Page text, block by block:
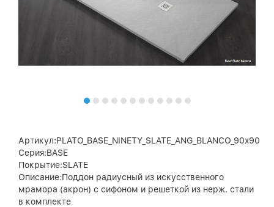
Артикул:PLATO_BASE_NINETY_SLATE_ANG_BLANCO_90x90
Серия:BASE
Покрытие:SLATE
Описание:Поддон радиусный из искусственного
мрамора (акрон) с сифоном и решеткой из нерж. стали
в комплекте